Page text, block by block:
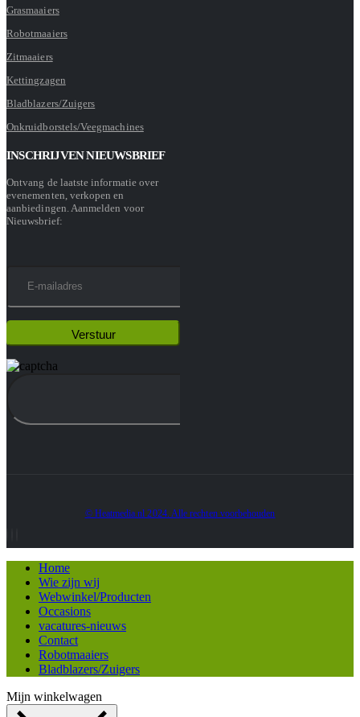
Grasmaaiers
Robotmaaiers
Zitmaaiers
Kettingzagen
Bladblazers/Zuigers
Onkruidborstels/Veegmachines
INSCHRIJVEN NIEUWSBRIEF
Ontvang de laatste informatie over
evenementen, verkopen en
aanbiedingen. Aanmelden voor
Nieuwsbrief:
© Heatmedia.nl 2024. Alle rechten voorbehouden
Home
Wie zijn wij
Webwinkel/Producten
Occasions
vacatures-nieuws
Contact
Robotmaaiers
Bladblazers/Zuigers
Mijn winkelwagen